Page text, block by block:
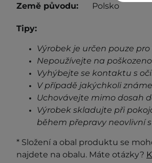
Země původu:
Polsko
Tipy:
Výrobek je určen pouze
Nepoužívejte na
Vyhýbejte se kontaktu s
V případě jakýchkoli
Uchovávejte mimo dosah
Výrobek skladujte při
během přepravy neovlivní
* Složení a obal produktu se
najdete na obalu. Máte otázky?